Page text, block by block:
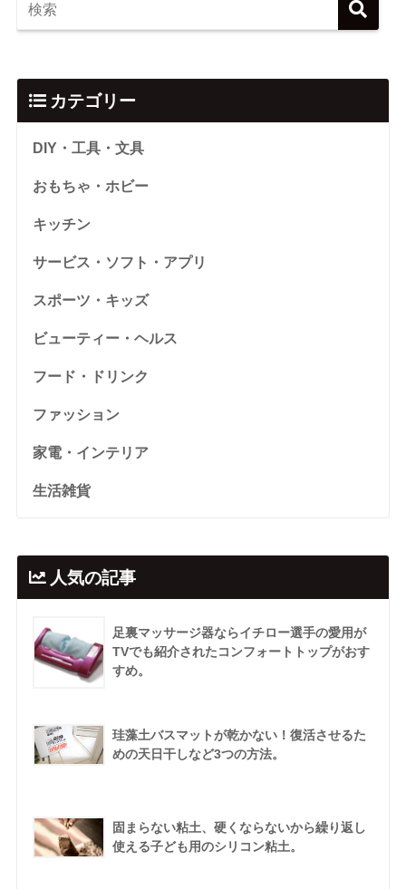
カテゴリー
DIY・工具・文具
おもちゃ・ホビー
キッチン
サービス・ソフト・アプリ
スポーツ・キッズ
ビューティー・ヘルス
フード・ドリンク
ファッション
家電・インテリア
生活雑貨
人気の記事
足裏マッサージ器ならイチロー選手の愛用が
TVでも紹介されたコンフォートトップがおす
すめ。
珪藻土バスマットが乾かない！復活させるた
めの天日干しなど3つの方法。
固まらない粘土、硬くならないから繰り返し
使える子ども用のシリコン粘土。